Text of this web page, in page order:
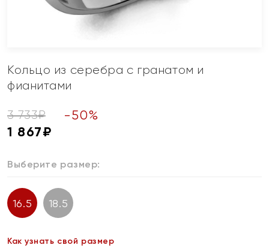
Кольцо из серебра с гранатом и
фианитами
3 733₽ -50%
1 867₽
Выберите размер:
16.5 18.5
Как узнать свой размер